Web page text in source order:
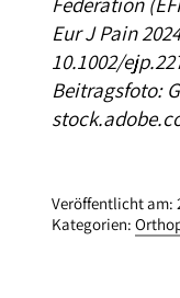
Eur J Pain
10.1002/
Beitragsfoto:
Veröffentlicht am:
Kategorien: